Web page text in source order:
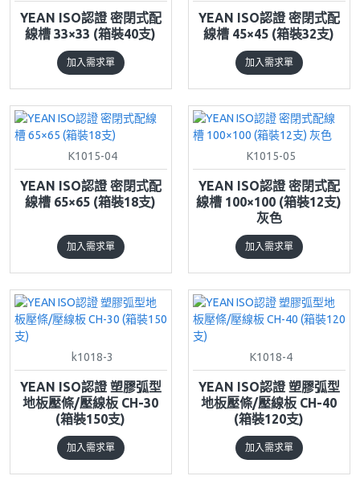
YEAN ISO認證 密閉式配
線槽 33×33 (箱裝40支)
加入需求單
YEAN ISO認證 密閉式配
線槽 45×45 (箱裝32支)
加入需求單
K1015-04
YEAN ISO認證 密閉式配
線槽 65×65 (箱裝18支)
加入需求單
K1015-05
YEAN ISO認證 密閉式配
線槽 100×100 (箱裝12支)
灰色
加入需求單
k1018-3
YEAN ISO認證 塑膠弧型
地板壓條/壓線板 CH-30
(箱裝150支)
加入需求單
K1018-4
YEAN ISO認證 塑膠弧型
地板壓條/壓線板 CH-40
(箱裝120支)
加入需求單